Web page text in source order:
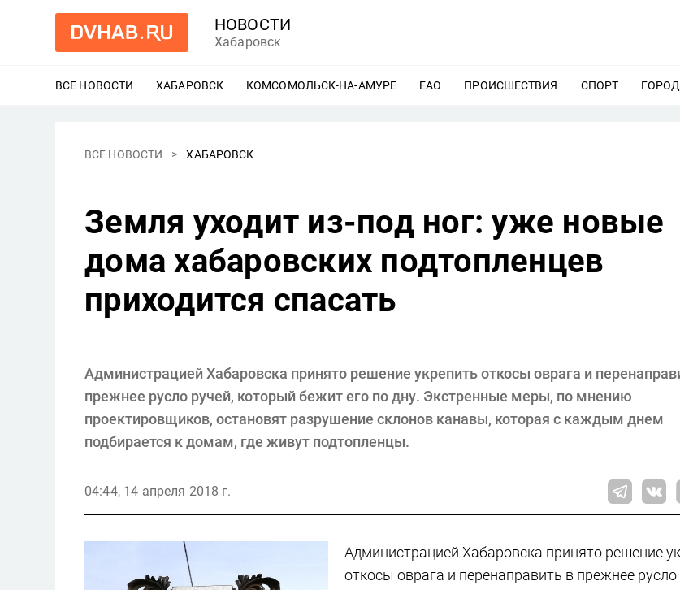
НОВОСТИ
Хабаровск
ВСЕ НОВОСТИ ХАБАРОВСК ЕЩЕ
КОМСОМОЛЬСК-НА-АМУРЕ ЕЩЕ
ЕАО ЕЩЕ
ПРОИСШЕСТВИЯ ЕЩЕ
СПОРТ ЕЩЕ
ВСЕ НОВОСТИ ХАБАРОВСК
Земля уходит из-под ног: уже новые
дома хабаровских подтопленцев
приходится спасать
Администрацией Хабаровска принято решение укрепить откосы оврага и
прежнее русло ручей, который бежит его по дну. Экстренные меры, по мнению
проектировщиков, остановят разрушение склонов канавы, которая с каждым днем
подбирается к домам, где живут подтопленцы.
04:44, 14 апреля 2018 г.
Администрацией Хабаровска принято решение
откосы оврага и перенаправить в прежнее русло